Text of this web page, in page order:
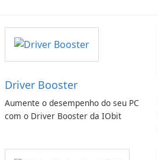
Driver Booster
Aumente o desempenho do seu PC
com o Driver Booster da IObit